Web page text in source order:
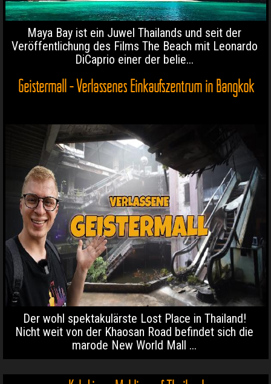
Maya Bay ist ein Juwel Thailands und seit der
Veröffentlichung des Films The Beach mit Leonardo
DiCaprio einer der belie...
Geistermall - Verlassenes Einkaufszentrum in Bangkok
Der wohl spektakulärste Lost Place in Thailand!
Nicht weit von der Khaosan Road befindet sich die
marode New World Mall ...